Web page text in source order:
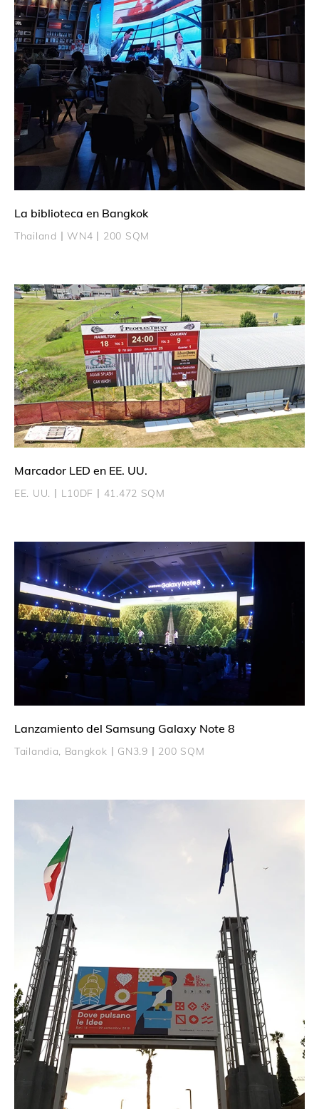
La biblioteca en Bangkok
Thailand丨WN4丨200 SQM
Marcador LED en EE. UU.
EE. UU.丨L10DF丨41.472 SQM
Lanzamiento del Samsung Galaxy Note 8
Tailandia, Bangkok丨GN3.9丨200 SQM